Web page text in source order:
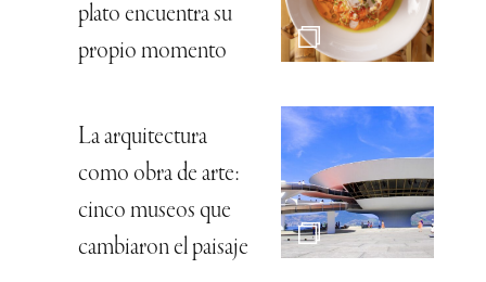
plato encuentra su
propio momento
La arquitectura
como obra de arte:
cinco museos que
cambiaron el paisaje